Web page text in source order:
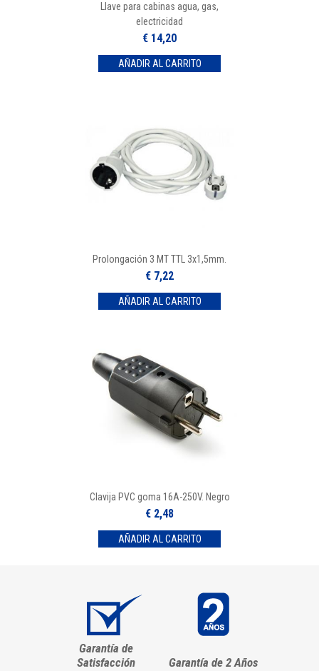
Llave para cabinas agua, gas,
electricidad
€ 14,20
Prolongación 3 MT TTL 3x1,5mm.
€ 7,22
Clavija PVC goma 16A-250V. Negro
€ 2,48
Garantía de
Satisfacción
Garantía de 2 Años